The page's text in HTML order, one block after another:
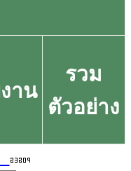
าน
รวม
ตัวอย่าง